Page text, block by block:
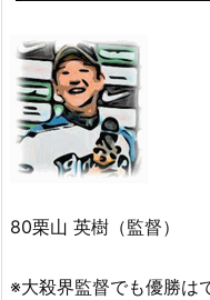
80栗山 英樹（監督）
※大殺界監督でも優勝は